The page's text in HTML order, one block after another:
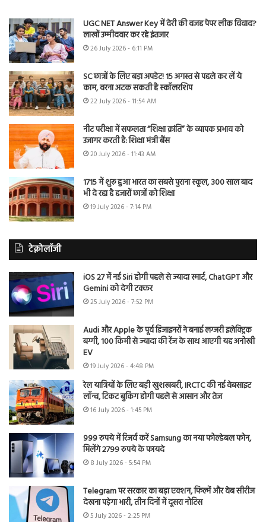
UGC NET Answer Key में देरी की वजह पेपर लीक विवाद?
लाखों उम्मीदवार कर रहे इंतजार
26 July 2026 - 6:11 PM
SC छात्रों के लिए बड़ा अपडेट! 15 अगस्त से पहले कर लें ये
काम, वरना अटक सकती है स्कॉलरशिप
22 July 2026 - 11:54 AM
नीट परीक्षा में सफलता “शिक्षा क्रांति” के व्यापक प्रभाव को
उजागर करती है: शिक्षा मंत्री बैंस
20 July 2026 - 11:43 AM
1715 में शुरू हुआ भारत का सबसे पुराना स्कूल, 300 साल बाद
भी दे रहा है हजारों छात्रों को शिक्षा
19 July 2026 - 7:14 PM
टेक्नोलॉजी
iOS 27 में नई Siri होगी पहले से ज्यादा स्मार्ट, ChatGPT और
Gemini को देगी टक्कर
25 July 2026 - 7:52 PM
Audi और Apple के पूर्व डिजाइनरों ने बनाई लग्जरी इलेक्ट्रिक
बग्गी, 100 किमी से ज्यादा की रेंज के साथ आएगी यह अनोखी
EV
19 July 2026 - 4:48 PM
रेल यात्रियों के लिए बड़ी खुशखबरी, IRCTC की नई वेबसाइट
लॉन्च, टिकट बुकिंग होगी पहले से आसान और तेज
16 July 2026 - 1:45 PM
999 रुपये में रिजर्व करें Samsung का नया फोल्डेबल फोन,
मिलेंगे 2799 रुपये के फायदे
8 July 2026 - 5:54 PM
Telegram पर सरकार का बड़ा एक्शन, फिल्में और वेब सीरीज
देखना पड़ेगा भारी, तीन दिनों में दूसरा नोटिस
5 July 2026 - 2:25 PM